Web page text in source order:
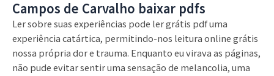
Campos de Carvalho baixar pdfs
Ler sobre suas experiências pode ler grátis pdf uma
experiência catártica, permitindo-nos leitura online grátis
nossa própria dor e trauma. Enquanto eu virava as páginas,
não pude evitar sentir uma sensação de melancolia, uma